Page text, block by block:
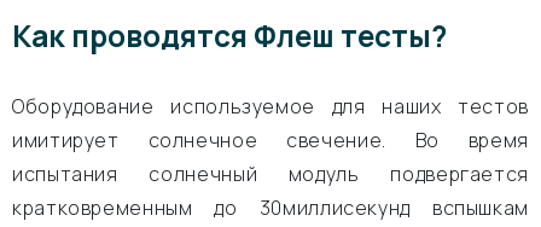
Как проводятся Флеш тесты?
Оборудование используемое для наших тестов
имитирует солнечное свечение. Во время
испытания солнечный модуль подвергается
кратковременным до 30миллисекунд вспышкам